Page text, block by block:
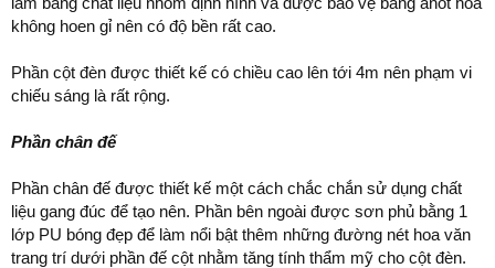
không hoen gỉ nên có độ bền rất cao.
Phần cột đèn được thiết kế có chiều cao lên tới 4m nên phạm vi
chiếu sáng là rất rộng.
Phần chân đế
Phần chân đế được thiết kế một cách chắc chắn sử dụng chất
liệu gang đúc để tạo nên. Phần bên ngoài được sơn phủ bằng 1
lớp PU bóng đẹp để làm nổi bật thêm những đường nét hoa văn
trang trí dưới phần đế cột nhằm tăng tính thẩm mỹ cho cột đèn.